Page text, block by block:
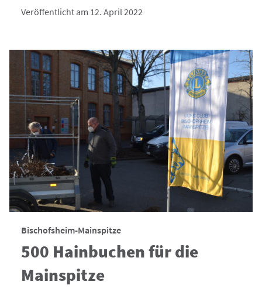
Veröffentlicht am 12. April 2022
Bischofsheim-Mainspitze
500 Hainbuchen für die
Mainspitze